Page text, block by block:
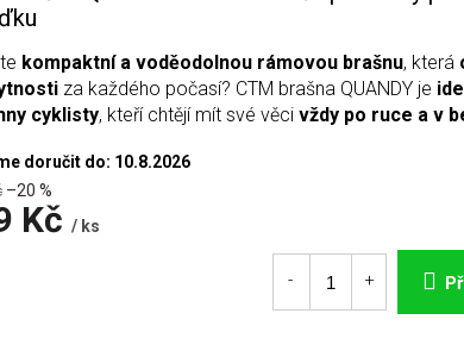
–20 %
Kč / ks
doručit do: 10.8.2026
kompaktní a voděodolnou rámovou brašnu, která
za každého počasí? CTM brašna QUANDY je
cyklisty, kteří chtějí mít své věci vždy po ruce a v